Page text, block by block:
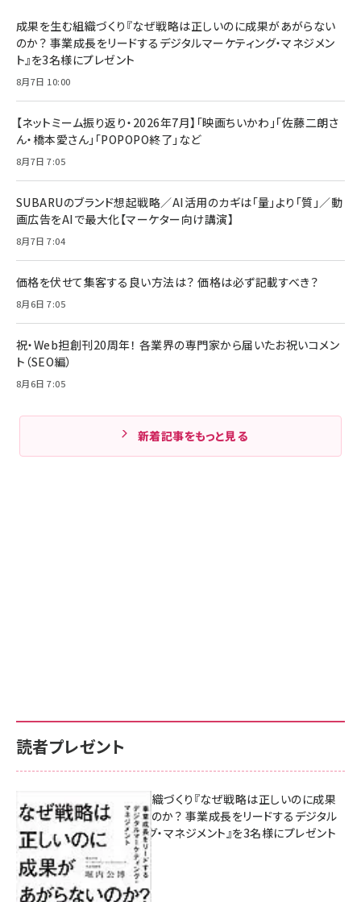
成果を生む組織づくり『なぜ戦略は正しいのに成果があがらない
のか？ 事業成長をリードするデジタルマーケティング・マネジメン
ト』を3名様にプレゼント
8月7日 10:00
【ネットミーム振り返り・2026年7月】「映画ちいかわ」「佐藤二朗さ
ん・橋本愛さん」「POPOPO終了」など
8月7日 7:05
SUBARUのブランド想起戦略／AI活用のカギは「量」より「質」／動
画広告をAIで最大化【マーケター向け講演】
8月7日 7:04
価格を伏せて集客する良い方法は？ 価格は必ず記載すべき？
8月6日 7:05
祝・Web担創刊20周年！ 各業界の専門家から届いたお祝いコメン
ト（SEO編）
8月6日 7:05
新着記事をもっと見る
読者プレゼント
成果を生む組織づくり『なぜ戦略は正しいのに成果
があがらないのか？ 事業成長をリードするデジタル
マーケティング・マネジメント』を3名様にプレゼント
8月7日 10:00